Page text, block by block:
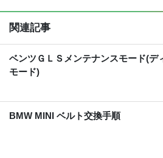
関連記事
ベンツＧＬＳメンテナンスモード(デ
モード)
BMW MINI ベルト交換手順